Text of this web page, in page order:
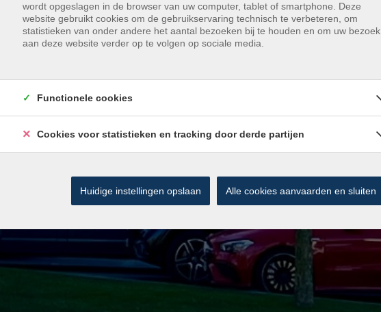
wordt opgeslagen in de browser van uw computer, tablet of smartphone. Deze
website gebruikt cookies om de gebruikservaring technisch te verbeteren, om
statistieken van onder andere het aantal bezoeken bij te houden en om uw bezoek
aan deze website verder op te volgen op sociale media.
Functionele cookies
Cookies voor statistieken en tracking door derde partijen
Huidige instellingen opslaan Alle cookies aanvaarden en sluiten